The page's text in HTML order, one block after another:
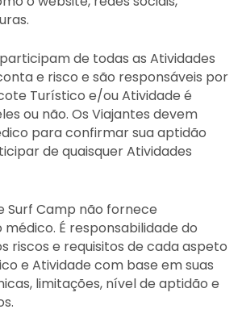
de todas as Atividades
e risco e são responsáveis por
Turístico e/ou Atividade é
ou não. Os Viajantes devem
para confirmar sua aptidão
de quaisquer Atividades
Surf Camp não fornece
É responsabilidade do
riscos e requisitos de cada aspeto
e Atividade com base em suas
limitações, nível de aptidão e